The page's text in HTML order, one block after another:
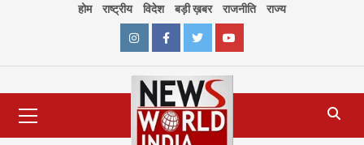
होम राष्ट्रीय विदेश बड़ी ख़बर राजनीति राज्य
InstagramFacebookTwitterYoutube
Menu